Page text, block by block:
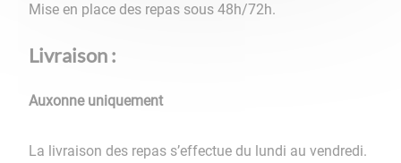
Mise en place des repas sous 48h/72h.
Livraison :
Auxonne uniquement
La livraison des repas s’effectue du lundi au vendredi.